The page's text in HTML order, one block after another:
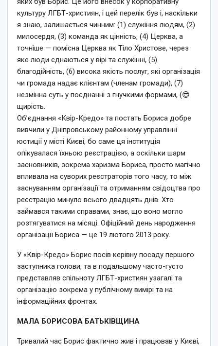
культуру ЛГБТ-християн, і цей перелік був і, наскільки
я знаю, залишається чинним: (1) служіння людям, (2)
милосердя, (3) команда як цінність, (4) Церква, а
точніше — помісна Церква як Тіло Христове, через
яке люди єднаються у вірі та служінні, (5)
благодійність, (6) висока якість послуг, які організація
чи громада надає клієнтам (членам громади), (7)
незмінна суть у поєднанні з гнучкими формами, (😎
щирість.
Об’єднання «Квір-Кредо» та постать Бориса добре
вивчили у Дніпровському районному управлінні
юстиції у місті Києві, бо саме ця інституція
опікувалася їхньою реєстрацією, а оскільки шарм
засновників, зокрема харизма Бориса, просто магічно
впливала на суворих реєстраторів того часу, то між
заснуванням організації та отриманням свідоцтва про
реєстрацію минуло всього двадцять днів. Хто
займався такими справами, знає, що воно могло
розтягуватися на місяці. Офіційний день народження
організації Бориса — це 19 лютого 2013 року.
У «Квір-Кредо» Борис посів керівну посаду першого
заступника голови, та в подальшому часто-густо
представляв спільноту ЛГБТ-християн узагалі та
організацію зокрема у публічному вимірі та на
інформаційних фронтах.
МАЛА БОРИСОВА БАТЬКІВЩИНА
Тривалий час Борис фактично жив і працював у Києві,